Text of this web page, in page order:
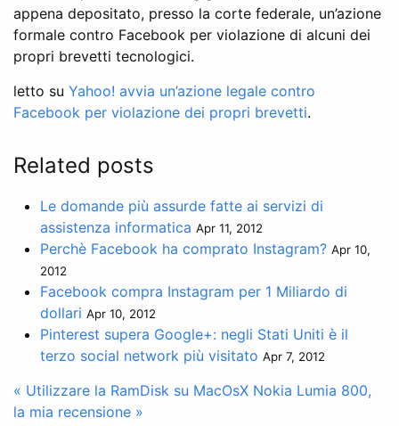
appena depositato, presso la corte federale, un’azione
formale contro Facebook per violazione di alcuni dei
propri brevetti tecnologici.
letto su Yahoo! avvia un’azione legale contro
Facebook per violazione dei propri brevetti.
Related posts
Le domande più assurde fatte ai servizi di
assistenza informatica Apr 11, 2012
Perchè Facebook ha comprato Instagram? Apr 10,
2012
Facebook compra Instagram per 1 Miliardo di
dollari Apr 10, 2012
Pinterest supera Google+: negli Stati Uniti è il
terzo social network più visitato Apr 7, 2012
« Utilizzare la RamDisk su MacOsX Nokia Lumia 800,
la mia recensione »